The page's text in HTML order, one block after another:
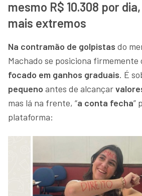
mesmo R$ 10.308 por
mais extremos
Na contramão de golpistas do
Machado se posiciona firmemente
focado em ganhos graduais. É
pequeno antes de alcançar
mas lá na frente, “a conta fecha”
plataforma: